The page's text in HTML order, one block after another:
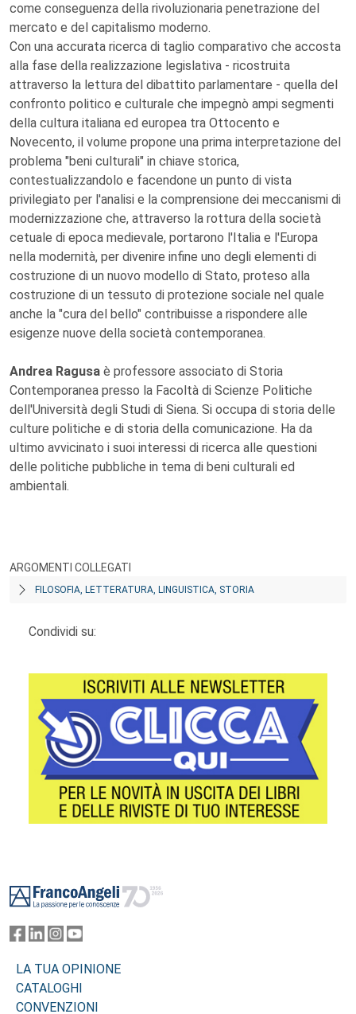
come conseguenza della rivoluzionaria penetrazione del
mercato e del capitalismo moderno.
Con una accurata ricerca di taglio comparativo che accosta
alla fase della realizzazione legislativa - ricostruita
attraverso la lettura del dibattito parlamentare - quella del
confronto politico e culturale che impegnò ampi segmenti
della cultura italiana ed europea tra Ottocento e
Novecento, il volume propone una prima interpretazione del
problema "beni culturali" in chiave storica,
contestualizzandolo e facendone un punto di vista
privilegiato per l'analisi e la comprensione dei meccanismi di
modernizzazione che, attraverso la rottura della società
cetuale di epoca medievale, portarono l'Italia e l'Europa
nella modernità, per divenire infine uno degli elementi di
costruzione di un nuovo modello di Stato, proteso alla
costruzione di un tessuto di protezione sociale nel quale
anche la "cura del bello" contribuisse a rispondere alle
esigenze nuove della società contemporanea.
Andrea Ragusa è professore associato di Storia
Contemporanea presso la Facoltà di Scienze Politiche
dell'Università degli Studi di Siena. Si occupa di storia delle
culture politiche e di storia della comunicazione. Ha da
ultimo avvicinato i suoi interessi di ricerca alle questioni
delle politiche pubbliche in tema di beni culturali ed
ambientali.
ARGOMENTI COLLEGATI
FILOSOFIA, LETTERATURA, LINGUISTICA, STORIA
Condividi su:
LA TUA OPINIONE
CATALOGHI
CONVENZIONI